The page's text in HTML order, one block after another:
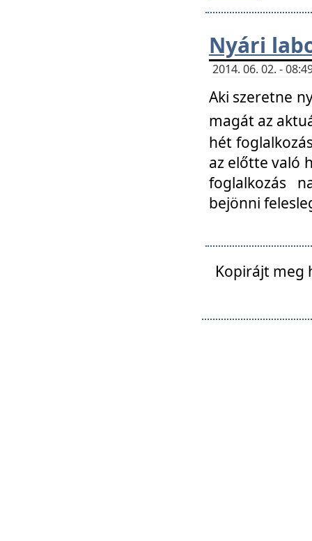
Nyári
2014. 06. 02. -
Aki szeretne
magát az
hét
az előtte való
foglalkozás
bejönni
Kopirájt meg